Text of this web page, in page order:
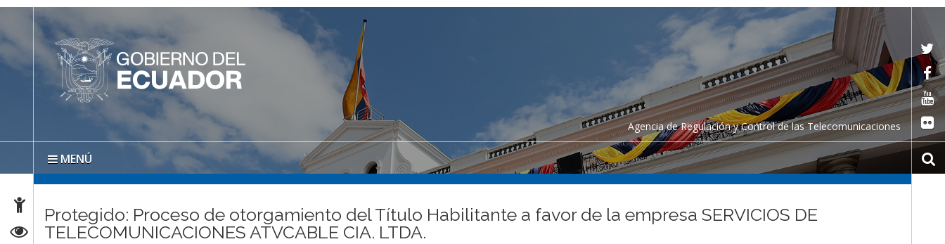
Agencia de Regulación y Control de las Telecomunicaciones
MENÚ
Protegido: Proceso de otorgamiento del Título Habilitante a favor de la empresa SERVICIOS DE
TELECOMUNICACIONES ATVCABLE CIA. LTDA.